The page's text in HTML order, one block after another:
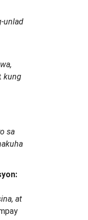
unlad
kung
sa
at